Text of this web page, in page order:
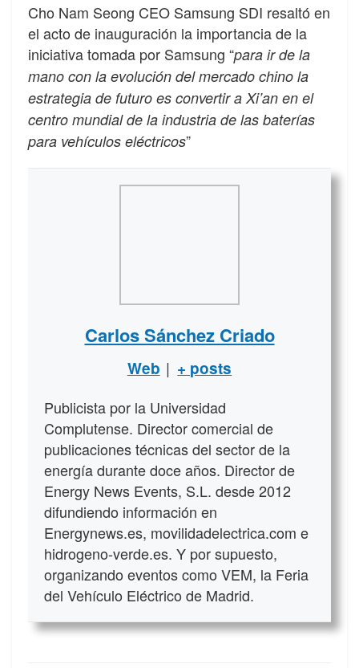
Cho Nam Seong CEO Samsung SDI resaltó en
el acto de inauguración la importancia de la
iniciativa tomada por Samsung “para ir de la
mano con la evolución del mercado chino la
estrategia de futuro es convertir a Xi’an en el
centro mundial de la industria de las baterías
para vehículos eléctricos”
Carlos Sánchez Criado
Web | + posts
Publicista por la Universidad
Complutense. Director comercial de
publicaciones técnicas del sector de la
energía durante doce años. Director de
Energy News Events, S.L. desde 2012
difundiendo información en
Energynews.es, movilidadelectrica.com e
hidrogeno-verde.es. Y por supuesto,
organizando eventos como VEM, la Feria
del Vehículo Eléctrico de Madrid.